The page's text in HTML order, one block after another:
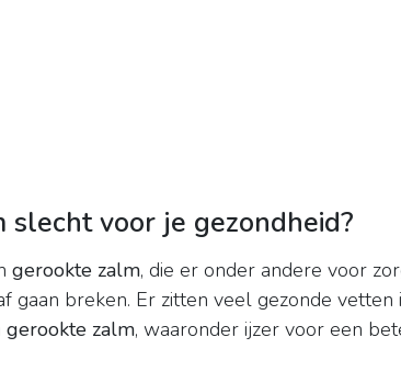
slecht voor je gezondheid?
gerookte zalm, die er onder andere voor
gaan breken. Er zitten veel gezonde vetten
gerookte zalm, waaronder ijzer voor een